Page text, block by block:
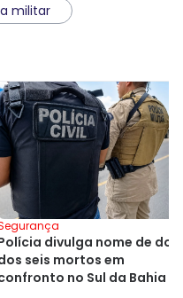
militar
divulga nome de dois
seis mortos em
no Sul da Bahia